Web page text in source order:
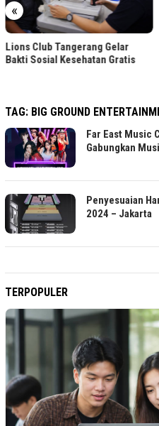
«
Lions Club Tangerang Gelar
Bakti Sosial Kesehatan Gratis
TAG: BIG GROUND
Far East Music
Gabungkan
Penyesuaian
2024 – Jakarta
TERPOPULER